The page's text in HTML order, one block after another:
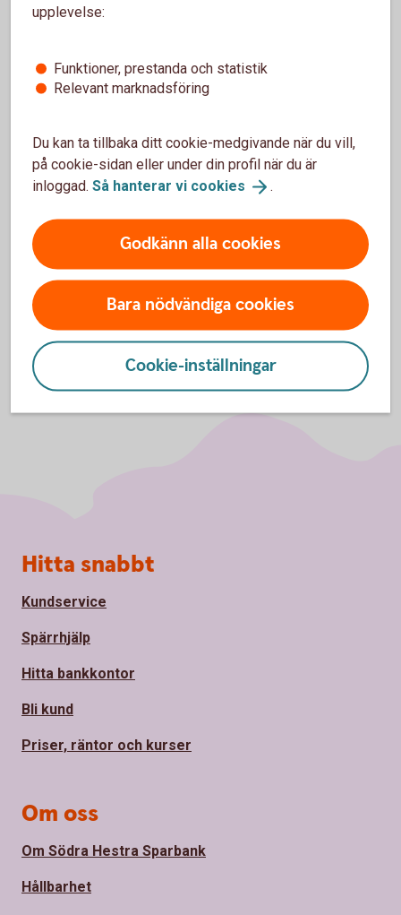
Varför ställer banken frågor om ditt företag?
För att se detta innehåll behöver du först
godkänna cookies för Funktioner, prestanda
Inställningar för cookies
upplevelse:
Funktioner, prestanda och statistik
Relevant marknadsföring
Du kan ta tillbaka ditt cookie-medgivande när du vill,
på cookie-sidan eller under din profil när du är
inloggad. Så hanterar vi cookies .
Godkänn alla cookies
Bara nödvändiga cookies
Cookie-inställningar
Sidfot
Hitta snabbt
Kundservice
Spärrhjälp
Hitta bankkontor
Bli kund
Priser, räntor och kurser
Om oss
Om Södra Hestra Sparbank
Hållbarhet